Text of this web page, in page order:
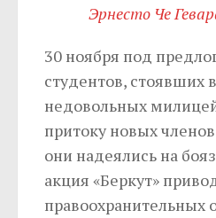
Эрнесто Че
30 ноября под
студентов, стоявших
недовольных
притоку новых
они надеялись на
акция «Беркут»
правоохранительных